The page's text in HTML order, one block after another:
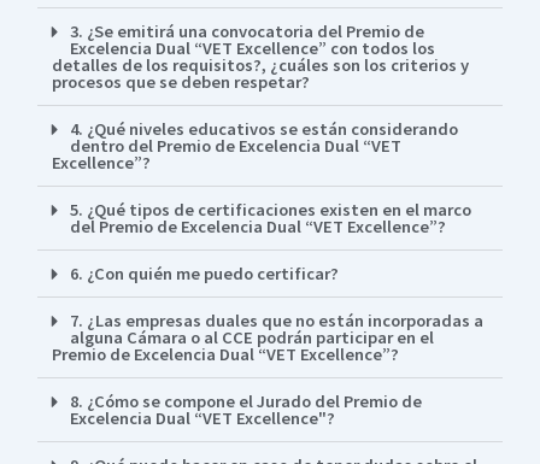
3. ¿Se emitirá una convocatoria del Premio de
Excelencia Dual “VET Excellence” con todos los
detalles de los requisitos?, ¿cuáles son los criterios y
procesos que se deben respetar?
4. ¿Qué niveles educativos se están considerando
dentro del Premio de Excelencia Dual “VET
Excellence”?
5. ¿Qué tipos de certificaciones existen en el marco
del Premio de Excelencia Dual “VET Excellence”?
6. ¿Con quién me puedo certificar?
7. ¿Las empresas duales que no están incorporadas a
alguna Cámara o al CCE podrán participar en el
Premio de Excelencia Dual “VET Excellence”?
8. ¿Cómo se compone el Jurado del Premio de
Excelencia Dual “VET Excellence"?